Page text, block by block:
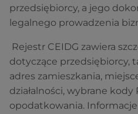
przedsiębiorcy, a jego
legalnego prowadzenia
Rejestr CEIDG zawiera
dotyczące przedsiębiorcy,
adres zamieszkania,
działalności, wybrane kody
opodatkowania.